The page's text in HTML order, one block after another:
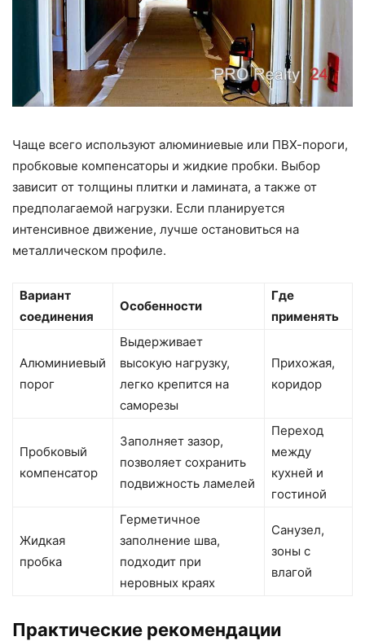
Чаще всего используют алюминиевые или ПВХ-пороги,
пробковые компенсаторы и жидкие пробки. Выбор
зависит от толщины плитки и ламината, а также от
предполагаемой нагрузки. Если планируется
интенсивное движение, лучше остановиться на
металлическом профиле.
Вариант
соединения
Особенности
Где
применять
Алюминиевый
порог
Выдерживает
высокую нагрузку,
легко крепится на
саморезы
Прихожая,
коридор
Пробковый
компенсатор
Заполняет зазор,
позволяет сохранить
подвижность ламелей
Переход
между
кухней и
гостиной
Жидкая
пробка
Герметичное
заполнение шва,
подходит при
неровных краях
Санузел,
зоны с
влагой
Практические рекомендации